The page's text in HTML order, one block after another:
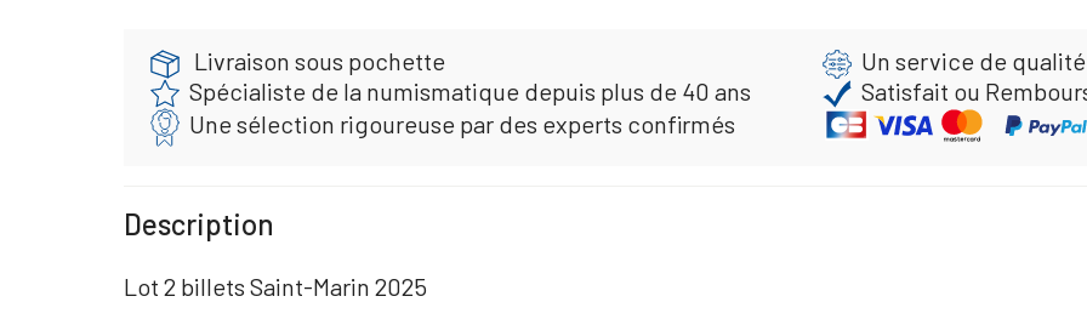
Livraison sous pochette
Un service de
Spécialiste de la numismatique depuis plus de 40 ans
Satisfait ou
Une sélection rigoureuse par des experts confirmés
Description
Lot 2 billets Saint-Marin 2025